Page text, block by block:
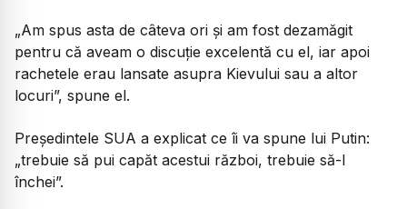
„Am spus asta de câteva ori și am fost dezamăgit
pentru că aveam o discuție excelentă cu el, iar apoi
rachetele erau lansate asupra Kievului sau a altor
locuri”, spune el.
Președintele SUA a explicat ce îi va spune lui Putin:
„trebuie să pui capăt acestui război, trebuie să-l
închei”.